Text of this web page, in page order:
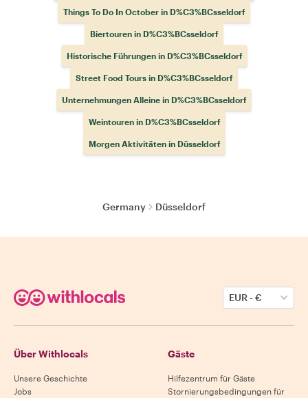
Things To Do In October in D%C3%BCsseldorf
Biertouren in D%C3%BCsseldorf
Historische Führungen in D%C3%BCsseldorf
Street Food Tours in D%C3%BCsseldorf
Unternehmungen Alleine in D%C3%BCsseldorf
Weintouren in D%C3%BCsseldorf
Morgen Aktivitäten in Düsseldorf
Germany Düsseldorf
EUR-€
Über Withlocals
Unsere Geschichte
Jobs
Gäste
Hilfezentrum für Gäste
Stornierungsbedingungen für